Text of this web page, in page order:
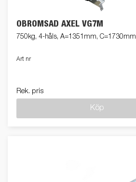
OBROMSAD AXEL VG7M
750kg, 4-håls, A=1351mm, C=1730mm
Art nr
Rek. pris
Köp